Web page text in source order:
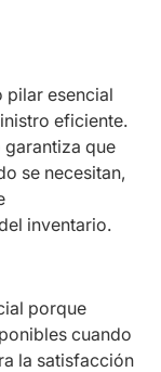
pilar esencial
eficiente.
que
se necesitan,
inventario.
porque
cuando
la satisfacción